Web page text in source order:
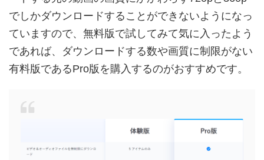
でしかダウンロードすることができないようになっ
ていますので、無料版で試してみて気に入ったよう
であれば、ダウンロードする数や画質に制限がない
有料版であるPro版を購入するのがおすすめです。